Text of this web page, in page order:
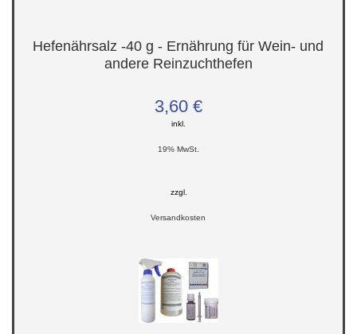
Hefenährsalz -40 g - Ernährung für Wein- und
andere Reinzuchthefen
3,60 €
inkl.
19% MwSt.
zzgl.
Versandkosten